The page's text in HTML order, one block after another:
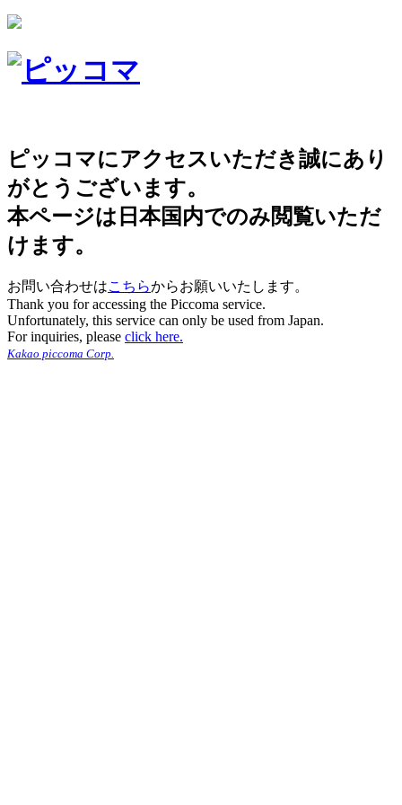
ピッコマにアクセスいただき誠にあり
がとうございます。
本ページは日本国内でのみ閲覧いただ
けます。
お問い合わせはこちらからお願いいたします。
Thank you for accessing the Piccoma service.
Unfortunately, this service can only be used from Japan.
For inquiries, please click here.
Kakao piccoma Corp.